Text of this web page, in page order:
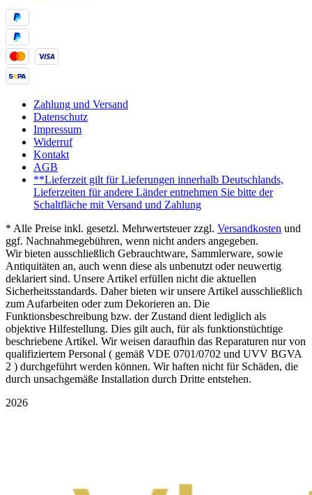
Zahlung und Versand
Datenschutz
Impressum
Widerruf
Kontakt
AGB
**Lieferzeit gilt für Lieferungen innerhalb Deutschlands,
Lieferzeiten für andere Länder entnehmen Sie bitte der
Schaltfläche mit Versand und Zahlung
* Alle Preise inkl. gesetzl. Mehrwertsteuer zzgl. Versandkosten und
ggf. Nachnahmegebühren, wenn nicht anders angegeben.
Wir bieten ausschließlich Gebrauchtware, Sammlerware, sowie
Antiquitäten an, auch wenn diese als unbenutzt oder neuwertig
deklariert sind. Unsere Artikel erfüllen nicht die aktuellen
Sicherheitsstandards. Daher bieten wir unsere Artikel ausschließlich
zum Aufarbeiten oder zum Dekorieren an. Die
Funktionsbeschreibung bzw. der Zustand dient lediglich als
objektive Hilfestellung. Dies gilt auch, für als funktionstüchtige
beschriebene Artikel. Wir weisen daraufhin das Reparaturen nur von
qualifiziertem Personal ( gemäß VDE 0701/0702 und UVV BGVA
2 ) durchgeführt werden können. Wir haften nicht für Schäden, die
durch unsachgemäße Installation durch Dritte entstehen.
2026